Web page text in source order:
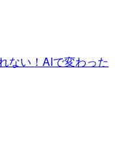
ない！AIで変わった